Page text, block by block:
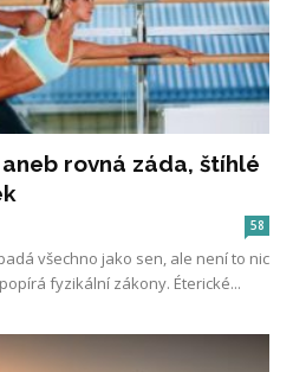
aneb rovná záda, štíhlé
58
všechno jako sen, ale není to nic
fyzikální zákony. Éterické...